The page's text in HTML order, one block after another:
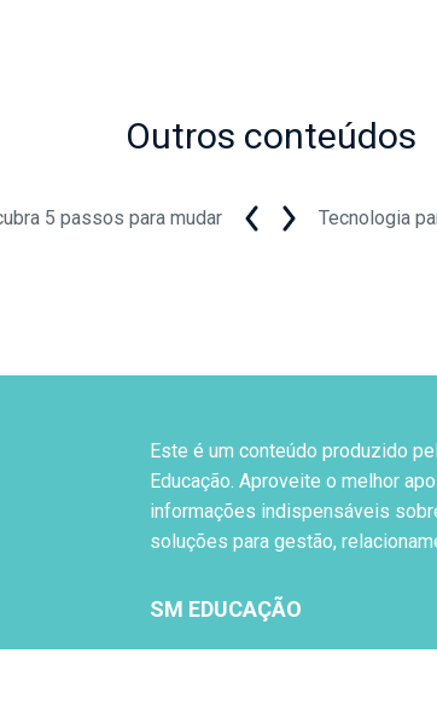
Outros conteúdos
5 passos para mudar Tecnologia
Este é um conteúdo produzido
Educação. Aproveite o melhor
informações indispensáveis
soluções para gestão,
SM EDUCAÇÃO